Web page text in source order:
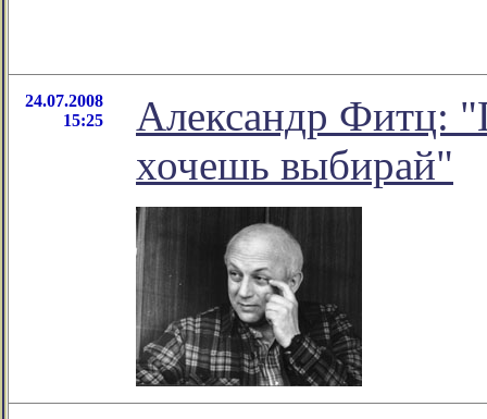
24.07.2008
15:25
Александр Фитц:
хочешь выбирай"